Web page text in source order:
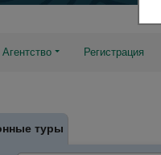
Агентство Регистрация
туры